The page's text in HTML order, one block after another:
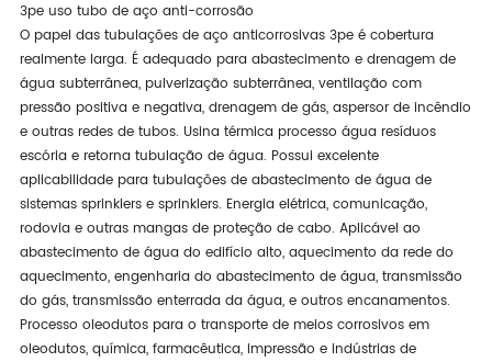
3pe uso tubo de aço anti-corrosão
O papel das tubulações de aço anticorrosivas 3pe é cobertura
realmente larga. É adequado para abastecimento e drenagem de
água subterrânea, pulverização subterrânea, ventilação com
pressão positiva e negativa, drenagem de gás, aspersor de incêndio
e outras redes de tubos. Usina térmica processo água resíduos
escória e retorna tubulação de água. Possui excelente
aplicabilidade para tubulações de abastecimento de água de
sistemas sprinklers e sprinklers. Energia elétrica, comunicação,
rodovia e outras mangas de proteção de cabo. Aplicável ao
abastecimento de água do edifício alto, aquecimento da rede do
aquecimento, engenharia do abastecimento de água, transmissão
do gás, transmissão enterrada da água, e outros encanamentos.
Processo oleodutos para o transporte de meios corrosivos em
oleodutos, química, farmacêutica, impressão e indústrias de